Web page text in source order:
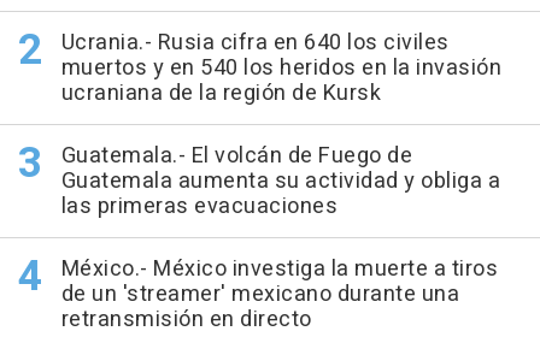
Ucrania.- Rusia cifra en 640 los civiles
muertos y en 540 los heridos en la invasión
ucraniana de la región de Kursk
Guatemala.- El volcán de Fuego de
Guatemala aumenta su actividad y obliga a
las primeras evacuaciones
México.- México investiga la muerte a tiros
de un 'streamer' mexicano durante una
retransmisión en directo